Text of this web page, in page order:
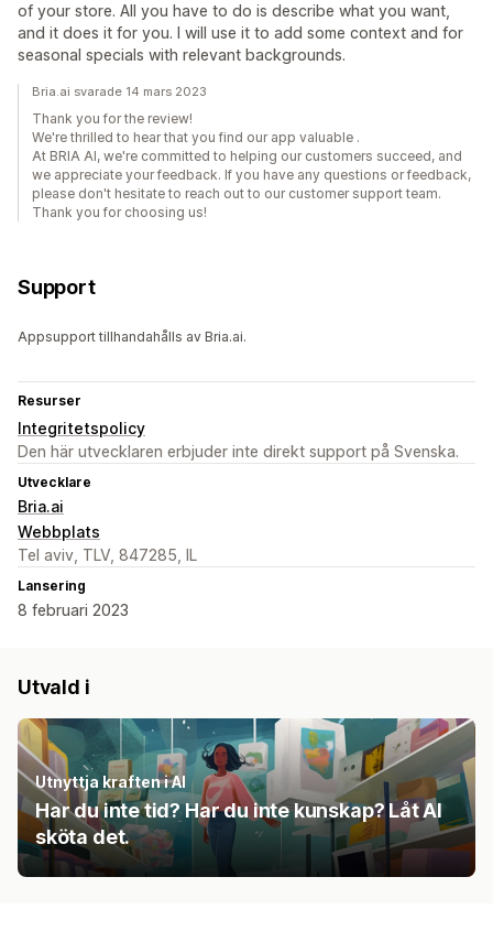
of your store. All you have to do is describe what you want,
and it does it for you. I will use it to add some context and for
seasonal specials with relevant backgrounds.
Bria.ai svarade 14 mars 2023
Thank you for the review!
We're thrilled to hear that you find our app valuable .
At BRIA AI, we're committed to helping our customers succeed, and
we appreciate your feedback. If you have any questions or feedback,
please don't hesitate to reach out to our customer support team.
Thank you for choosing us!
Support
Appsupport tillhandahålls av Bria.ai.
Resurser
Integritetspolicy
Den här utvecklaren erbjuder inte direkt support på Svenska.
Utvecklare
Bria.ai
Webbplats
Tel aviv, TLV, 847285, IL
Lansering
8 februari 2023
Utvald i
Utnyttja kraften i AI
Har du inte tid? Har du inte kunskap? Låt AI
sköta det.